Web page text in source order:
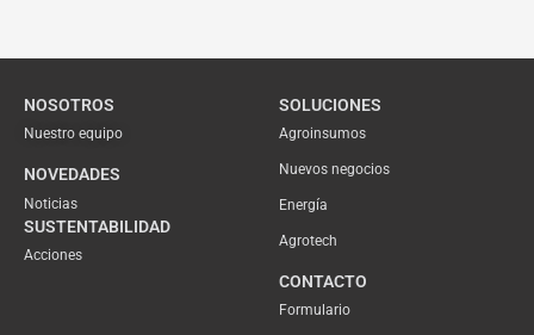
NOSOTROS
Nuestro equipo
NOVEDADES
Noticias
SUSTENTABILIDAD
Acciones
SOLUCIONES
Agroinsumos
Nuevos negocios
Energía
Agrotech
CONTACTO
Formulario